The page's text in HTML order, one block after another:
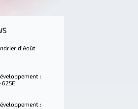
d'Août
:
625E
: